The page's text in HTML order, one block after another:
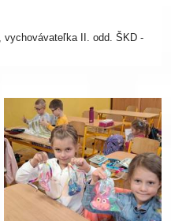
vychovávateľka II. odd. ŠKD -